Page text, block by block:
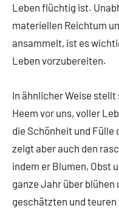
Leben flüchtig ist.
materiellen Reichtum
ansammelt, ist es
Leben vorzubereiten.
In ähnlicher Weise stellt
Heem vor uns, voller
die Schönheit und Fülle
zeigt aber auch den
indem er Blumen, Obst
ganze Jahr über blühen
geschätzten und teuren